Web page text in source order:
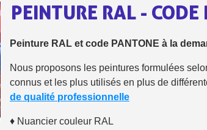
Inscription à la
Livraison
Livraison offerte en
Paiement en 4x
PEINTURE RAL - CODE
Peinture RAL et code PANTONE à la
Nous proposons les peintures formulées
connus et les plus utilisés en plus de
de qualité professionnelle
♦ Nuancier couleur RAL